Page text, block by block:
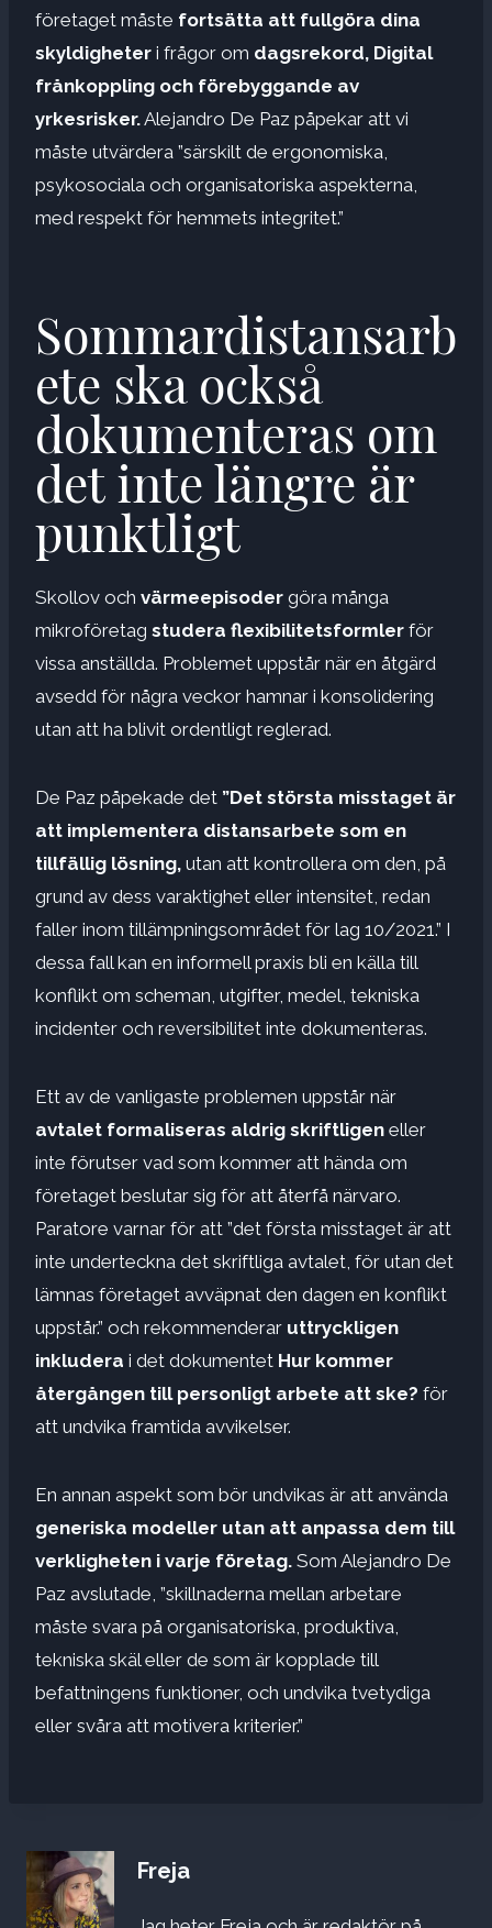
företaget måste fortsätta att fullgöra dina
skyldigheter i frågor om dagsrekord, Digital
frånkoppling och förebyggande av
yrkesrisker.Alejandro De Paz påpekar att vi
måste utvärdera ”särskilt de ergonomiska,
psykosociala och organisatoriska aspekterna,
med respekt för hemmets integritet.”
Sommardistansarb
ete ska också
dokumenteras om
det inte längre är
punktligt
Skollov och värmeepisoder göra många
mikroföretag studera flexibilitetsformler för
vissa anställda. Problemet uppstår när en åtgärd
avsedd för några veckor hamnar i konsolidering
utan att ha blivit ordentligt reglerad.
De Paz påpekade det ”Det största misstaget är
att implementera distansarbete som en
tillfällig lösning, utan att kontrollera om den, på
grund av dess varaktighet eller intensitet, redan
faller inom tillämpningsområdet för lag 10/2021.” I
dessa fall kan en informell praxis bli en källa till
konflikt om scheman, utgifter, medel, tekniska
incidenter och reversibilitet inte dokumenteras.
Ett av de vanligaste problemen uppstår när
avtalet formaliseras aldrig skriftligen eller
inte förutser vad som kommer att hända om
företaget beslutar sig för att återfå närvaro.
Paratore varnar för att ”det första misstaget är att
inte underteckna det skriftliga avtalet, för utan det
lämnas företaget avväpnat den dagen en konflikt
uppstår.” och rekommenderar uttryckligen
inkludera i det dokumentet Hur kommer
återgången till personligt arbete att ske? för
att undvika framtida avvikelser.
En annan aspekt som bör undvikas är att använda
generiska modeller utan att anpassa dem till
verkligheten i varje företag. Som Alejandro De
Paz avslutade, ”skillnaderna mellan arbetare
måste svara på organisatoriska, produktiva,
tekniska skäl eller de som är kopplade till
befattningens funktioner, och undvika tvetydiga
eller svåra att motivera kriterier.”
Freja